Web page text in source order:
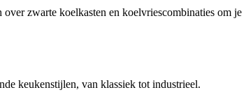
zwarte koelkasten en koelvriescombinaties om je
keukenstijlen, van klassiek tot industrieel.